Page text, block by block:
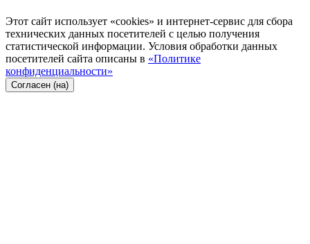
Этот сайт использует «cookies» и интернет-сервис для сбора
технических данных посетителей с целью получения
статистической информации. Условия обработки данных
посетителей сайта описаны в «Политике
конфиденциальности»
Согласен (на)